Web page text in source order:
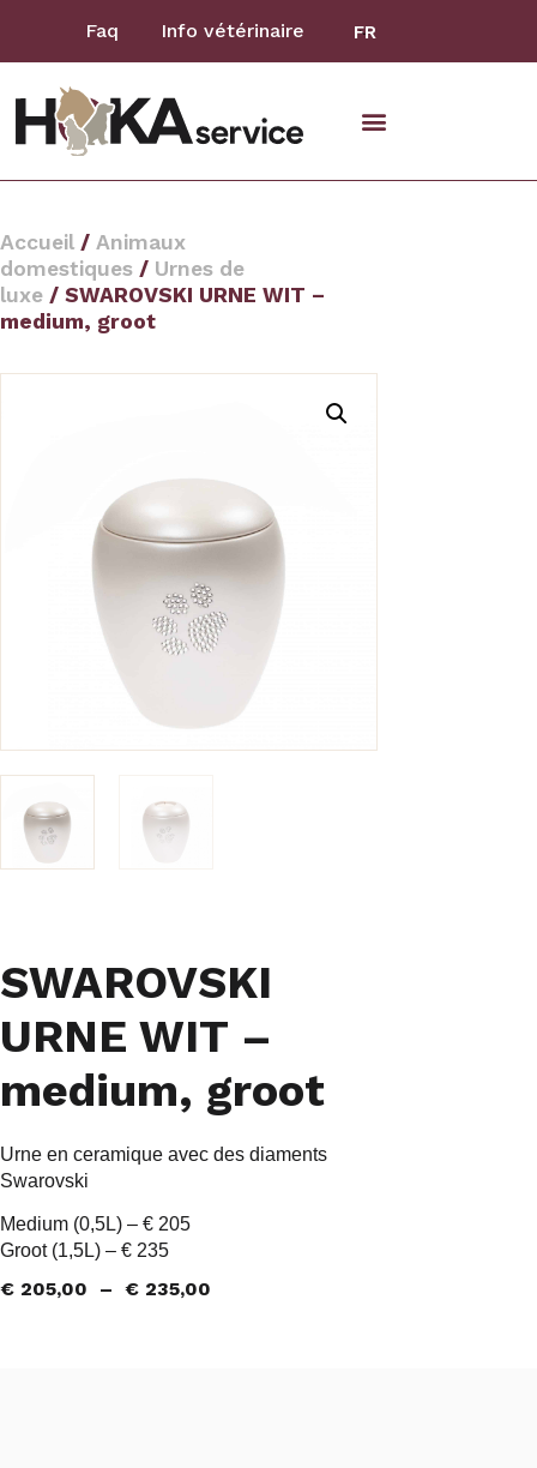
Faq Info vétérinaire FR
Accueil / Animaux
domestiques / Urnes de
luxe / SWAROVSKI URNE WIT –
medium, groot
SWAROVSKI
URNE WIT –
medium, groot
Urne en ceramique avec des diaments
Swarovski
Medium (0,5L) – € 205
Groot (1,5L) – € 235
€ 205,00 – € 235,00